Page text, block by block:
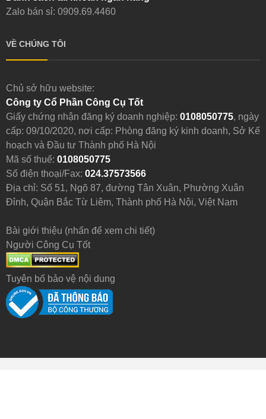
Zalo bán sỉ: 0909.69.4460
VỀ CHÚNG TÔI
Chủ sở hữu website:
Công ty Cổ Phần Công Cụ Tốt
Giấy chứng nhận đăng ký doanh nghiệp: 0108050775, ngày
cấp: 09/10/2020, nơi cấp: Phòng đăng ký kinh doanh, Sở Kế
hoạch và Đầu tư Thành phố Hà Nội
Mã số thuế: 0108050775
Số điện thoại/Fax: 024.37573566
Địa chỉ: Số 51, Ngõ 87, đường Tân Xuân, Phường Xuân
Đỉnh, Quận Bắc Từ Liêm, Thành phố Hà Nội, Việt Nam
Bài giới thiệu (nhấn để xem chi tiết)
Người Công Cụ Tốt
Tuyên bố bảo vệ nội dung